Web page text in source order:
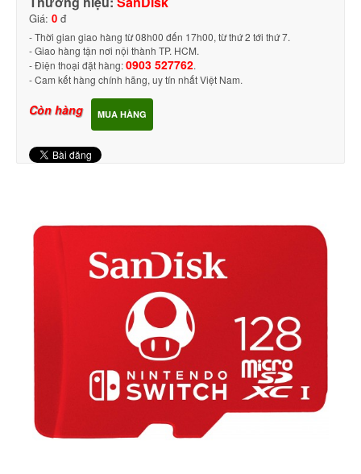
Giá: 0 đ
- Thời gian giao hàng từ 08h00 đến 17h00, từ thứ 2 tới thứ 7.
- Giao hàng tận nơi nội thành TP. HCM.
- Điện thoại đặt hàng:0903 527762.
- Cam kết hàng chính hãng, uy tín nhất Việt Nam.
Còn hàng MUA HÀNG